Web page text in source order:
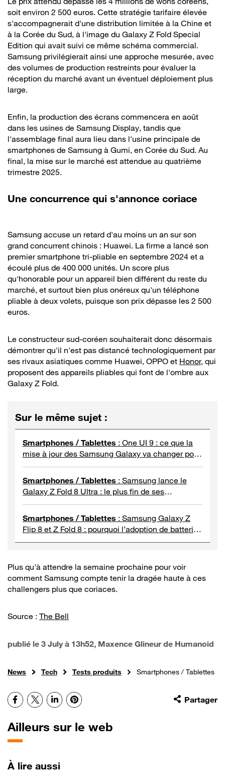
soit environ 2 500 euros. Cette stratégie tarifaire élevée
s'accompagnerait d'une distribution limitée à la Chine et
à la Corée du Sud, à l'image du Galaxy Z Fold Special
Edition qui avait suivi ce même schéma commercial.
Samsung privilégierait ainsi une approche mesurée, avec
des volumes de production restreints pour évaluer la
réception du marché avant un éventuel déploiement plus
large.
Enfin, la production des écrans commencera en août
dans les usines de Samsung Display, tandis que
l'assemblage final aura lieu dans l'usine principale de
smartphones de Samsung à Gumi, en Corée du Sud. Au
final, la mise sur le marché est attendue au quatrième
trimestre 2025.
Une concurrence qui s'annonce coriace
Samsung accuse un retard d'au moins un an sur son
grand concurrent chinois : Huawei. La firme a lancé son
premier smartphone tri-pliable en septembre 2024 et a
écoulé plus de 400 000 unités. Un score plus
qu'honorable pour un appareil bien différent du reste du
marché, et surtout bien plus onéreux qu'un téléphone
pliable à deux volets, puisque son prix dépasse les 2 500
euros.
Le constructeur sud-coréen souhaiterait donc désormais
démontrer qu'il n'est pas distancé technologiquement par
ses rivaux asiatiques comme Huawei, OPPO et Honor, qui
proposent des appareils pliables qui font de l'ombre aux
Galaxy Z Fold.
Sur le même sujet :
Smartphones / Tablettes : One UI 9 : ce que la
mise à jour des Samsung Galaxy va changer pour
vous
Smartphones / Tablettes : Samsung lance le
Galaxy Z Fold 8 Ultra : le plus fin de ses
smartphones pliables
Smartphones / Tablettes : Samsung Galaxy Z
Flip 8 et Z Fold 8 : pourquoi l’adoption de batteries
silicium-carbone est une bonne nouvelle ?
Plus qu'à attendre la semaine prochaine pour voir
comment Samsung compte tenir la dragée haute à ces
challengers plus que coriaces.
Source : The Bell
publié le 3 July à 13h52, Maxence Glineur de Humanoid
News Tech Tests produits Smartphones / Tablettes
Partager
Facebook
X LinkedInPinterest
Ailleurs sur le web
À lire aussi